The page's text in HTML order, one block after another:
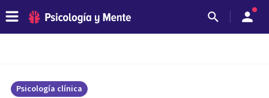
Psicología clínica